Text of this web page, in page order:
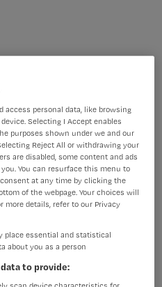
HBO-verpleegkundige
AANSTELLING
Tijdelijk met uitzicht op vast
NIVEAU
HBO
Niet nader bepaald
access personal data, like browsing
Selecting I Accept enables
purposes shown under we and our
Reject All or withdrawing your
are disabled, some content and ads
You can resurface this menu to
at any time by clicking the
of the webpage. Your choices will
more details, refer to our Privacy
place essential and statistical
about you as a person
to provide: